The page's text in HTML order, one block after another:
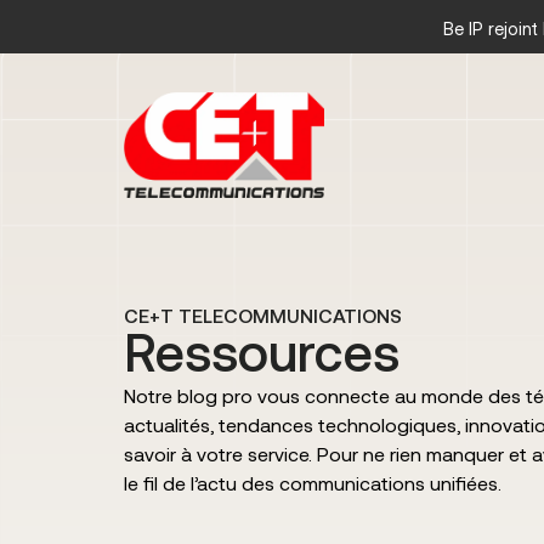
Be IP
CE+T TELECOMMUNICATIONS
Ressources
Notre blog pro vous connecte au monde des
actualités, tendances technologiques,
savoir à votre service. Pour ne rien manquer et
le fil de l’actu des communications unifiées.